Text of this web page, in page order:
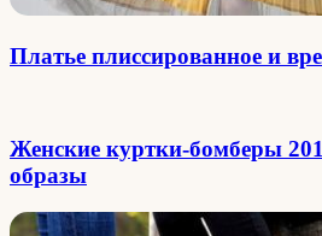
Платье плиссированное и
Женские куртки-бомберы
образы